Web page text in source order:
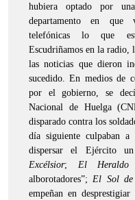
hubiera optado por
departamento en que
telefónicas lo que
Escudriñamos en la radio,
las noticias que dieron
sucedido. En medios de
por el gobierno, se
Nacional de Huelga
disparado contra los
día siguiente culpaban a
dispersar el Ejército
Excélsior; El Heraldo
alborotadores”;El Sol de
empeñan en